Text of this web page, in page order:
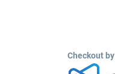
Checkout by